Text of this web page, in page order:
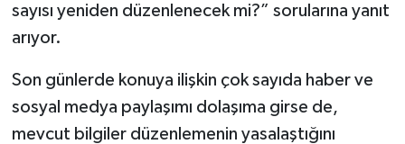
sayısı yeniden düzenlenecek mi?” sorularına yanıt
arıyor.
Son günlerde konuya ilişkin çok sayıda haber ve
sosyal medya paylaşımı dolaşıma girse de,
mevcut bilgiler düzenlemenin yasalaştığını